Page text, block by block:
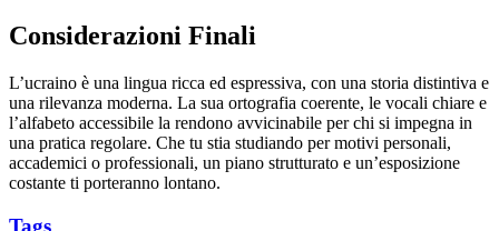
Considerazioni Finali
L’ucraino è una lingua ricca ed espressiva, con una storia distintiva e
una rilevanza moderna. La sua ortografia coerente, le vocali chiare e
l’alfabeto accessibile la rendono avvicinabile per chi si impegna in
una pratica regolare. Che tu stia studiando per motivi personali,
accademici o professionali, un piano strutturato e un’esposizione
costante ti porteranno lontano.
Tags